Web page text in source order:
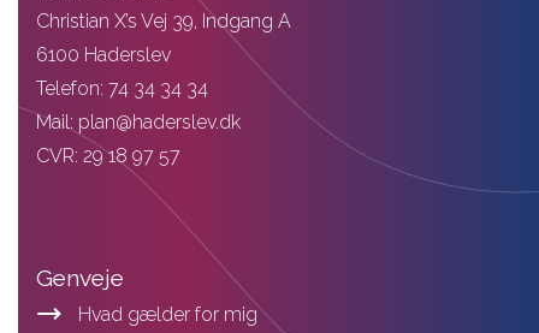
Christian X’s Vej 39, Indgang A
6100 Haderslev
Telefon: 74 34 34 34
Mail: plan@haderslev.dk
CVR: 29 18 97 57
Genveje
Hvad gælder for mig